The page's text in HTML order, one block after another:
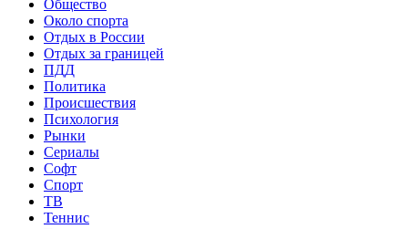
Общество
Около спорта
Отдых в России
Отдых за границей
ПДД
Политика
Происшествия
Психология
Рынки
Сериалы
Софт
Спорт
ТВ
Теннис